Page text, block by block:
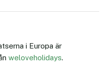
i Europa är
weloveholidays.